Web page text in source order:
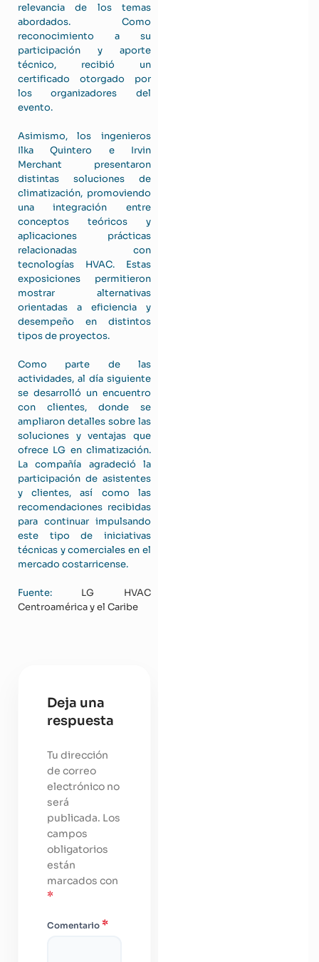
relevancia de los temas
abordados. Como
reconocimiento a su
participación y aporte
técnico, recibió un
certificado otorgado por
los organizadores del
evento.
Asimismo, los ingenieros
Ilka Quintero e Irvin
Merchant presentaron
distintas soluciones de
climatización, promoviendo
una integración entre
conceptos teóricos y
aplicaciones prácticas
relacionadas con
tecnologías HVAC. Estas
exposiciones permitieron
mostrar alternativas
orientadas a eficiencia y
desempeño en distintos
tipos de proyectos.
Como parte de las
actividades, al día siguiente
se desarrolló un encuentro
con clientes, donde se
ampliaron detalles sobre las
soluciones y ventajas que
ofrece LG en climatización.
La compañía agradeció la
participación de asistentes
y clientes, así como las
recomendaciones recibidas
para continuar impulsando
este tipo de iniciativas
técnicas y comerciales en el
mercado costarricense.
Fuente: LG HVAC
Centroamérica y el Caribe
Deja una
respuesta
Tu dirección
de correo
electrónico no
será
publicada. Los
campos
obligatorios
están
marcados con
*
Comentario *